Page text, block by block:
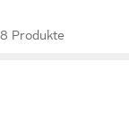
Produkte